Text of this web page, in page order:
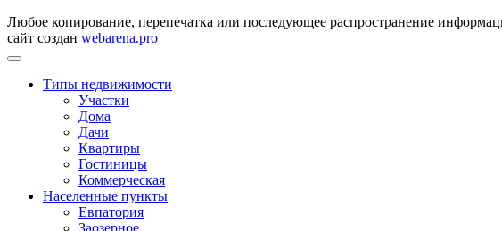
Любое копирование, перепечатка или последующее распространение
сайт создан webarena.pro
Типы недвижимости
Участки
Дома
Дачи
Квартиры
Гостиницы
Коммерческая
Населенные пункты
Евпатория
Заозерное